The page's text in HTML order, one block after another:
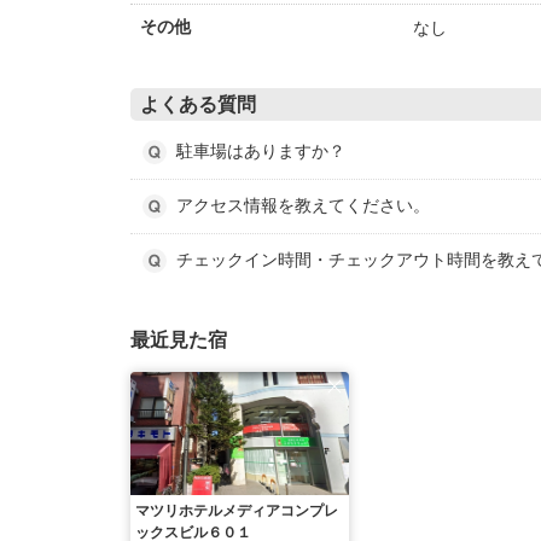
その他 なし
よくある質問
駐車場はありますか？
アクセス情報を教えてください。
チェックイン時間・チェックアウト時間を教え
最近見た宿
マツリホテルメディアコンプレ
ックスビル６０１